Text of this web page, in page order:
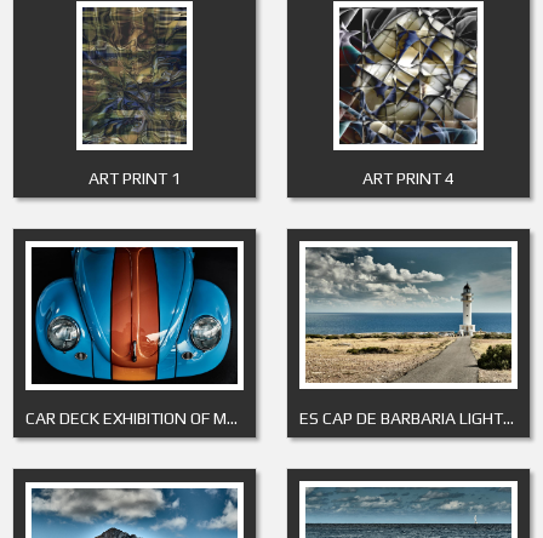
ART PRINT 1 ART PRINT 4
CAR DECK EXHIBITION OF MONACO 3 ES CAP DE BARBARIA LIGHTHOUSE 1